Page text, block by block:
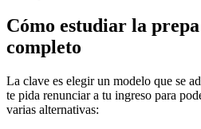
Cómo estudiar la
completo
La clave es elegir un modelo que se
te pida renunciar a tu ingreso para
varias alternativas: